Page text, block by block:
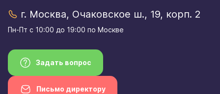
г. Москва, Очаковское ш., 19, корп. 2
Пн-Пт с 10:00 до 19:00 по Москве
Задать вопрос
Письмо директору